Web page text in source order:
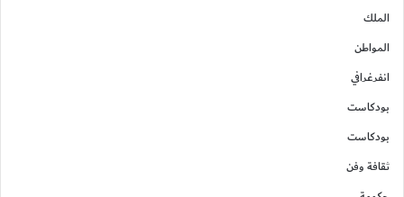
الملك
المواطن
انفرغرافي
بودكاست
بودكاست
ثقافة وفن